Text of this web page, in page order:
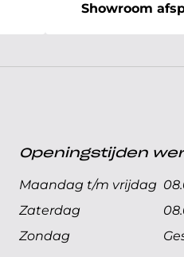
Showroom
Openingstijden
Maandag t/m vrijdag
Zaterdag
Zondag